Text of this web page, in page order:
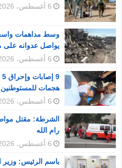
6 أغسطس، 2026
وسط مداهمات واسعة
يواصل عدوانه على
6 أغسطس، 2026
هجمات للمستوطنين
6 أغسطس، 2026
رام الله
6 أغسطس، 2026
باسم الرئيس: وزير